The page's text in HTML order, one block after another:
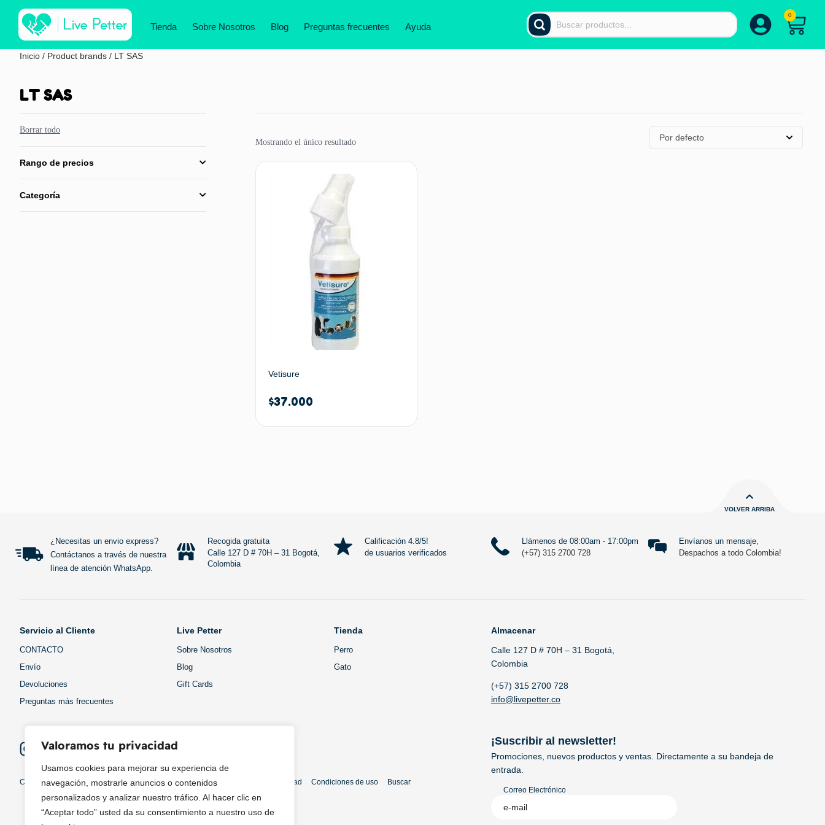
Valoramos tu privacidad
Usamos cookies para mejorar su experiencia de
navegación, mostrarle anuncios o contenidos
personalizados y analizar nuestro tráfico. Al hacer clic en
“Aceptar todo” usted da su consentimiento a nuestro uso de
Tienda Sobre Nosotros Blog Preguntas frecuentes Ayuda
0
Inicio / Product brands / LT SAS
LT SAS
Borrar todo
Rango de precios
Categoría
Mostrando el único resultado Por defecto
Vetisure
$37.000
VOLVER ARRIBA
¿Necesitas un envio express?
Contáctanos a través de nuestra
línea de atención WhatsApp.
Recogida gratuita
Calle 127 D # 70H – 31 Bogotá,
Colombia
Calificación 4.8/5!
de usuarios verificados
Llámenos de 08:00am - 17:00pm
(+57) 315 2700 728
Envíanos un mensaje,
Despachos a todo Colombia!
Servicio al Cliente
CONTACTO
Envío
Devoluciones
Preguntas más frecuentes
Live Petter
Sobre Nosotros
Blog
Gift Cards
Tienda
Perro
Gato
Almacenar
Calle 127 D # 70H – 31 Bogotá,
Colombia
(+57) 315 2700 728
info@livepetter.co
Copyright © 2025 ¦ livepetter: Todos los derechos reservados. política de privacidad Condiciones de uso Buscar
¡Suscribir al newsletter!
Promociones, nuevos productos y ventas. Directamente a su bandeja de
entrada.
Correo Electrónico